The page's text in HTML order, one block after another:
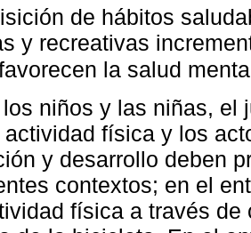
de hábitos
y recreativas
la salud
los niños y las niñas, el
actividad física y los
y desarrollo deben
contextos; en el
física a través